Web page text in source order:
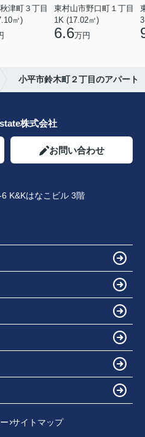
津町３丁目
㎡)
東村山市野口町１丁目
1K (17.02㎡)
6.6万円
小平市鈴木町２丁目のアパート
株式会社
お問い合わせ
K&Kはなこビル 3階
サイトマップ